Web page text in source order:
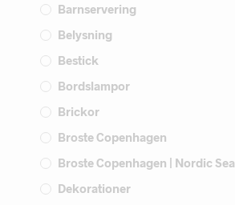
Barnservering
Belysning
Bestick
Bordslampor
Brickor
Broste Copenhagen
Broste Copenhagen | Nordic Sea
Dekorationer